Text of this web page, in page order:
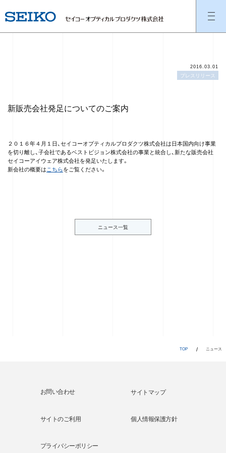
2016.03.01
プレスリリース
新販売会社発足についてのご案内
２０１６年４月１日、セイコーオプティカルプロダクツ株式会社は日本国内向け事業
を切り離し、子会社であるベストビジョン株式会社の事業と統合し、新たな販売会社
セイコーアイウェア株式会社を発足いたします。
新会社の概要はこちらをご覧ください。
ニュース一覧
TOP ニュース
サイトマップ
サイトのご利用 個人情報保護方針
プライバシーポリシー